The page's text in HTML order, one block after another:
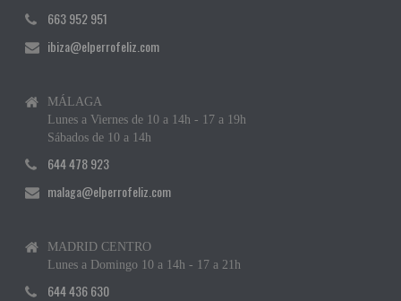
663 952 951
ibiza@elperrofeliz.com
MÁLAGA
Lunes a Viernes de 10 a 14h - 17 a 19h
Sábados de 10 a 14h
644 478 923
malaga@elperrofeliz.com
MADRID CENTRO
Lunes a Domingo 10 a 14h - 17 a 21h
644 436 630